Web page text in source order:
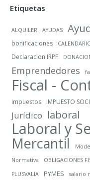
Etiquetas
ALQUILER AYUDAS
bonificaciones
Declaracion IRPF
Emprendedores
Fiscal -
impuestos
IMPUESTO
Jurídico laboral
Laboral y
Mercantil
Normativa
OBLIGACIONES
PLUSVALIA
PYMES salario